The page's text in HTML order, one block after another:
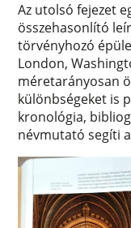
Az utolsó fejezet
összehasonlító
törvényhozó
London,
méretarányosan
különbségeket is
kronológia,
névmutató segíti